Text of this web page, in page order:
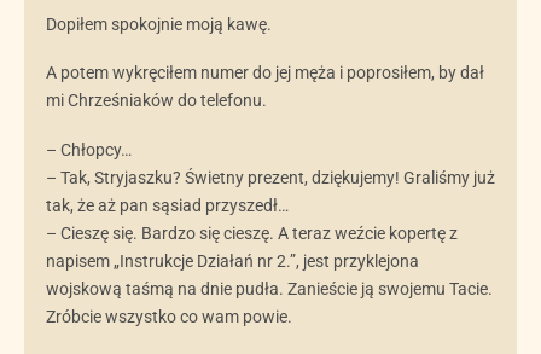
Dopiłem spokojnie moją kawę.
A potem wykręciłem numer do jej męża i poprosiłem, by dał
mi Chrześniaków do telefonu.
– Chłopcy…
– Tak, Stryjaszku? Świetny prezent, dziękujemy! Graliśmy już
tak, że aż pan sąsiad przyszedł…
– Cieszę się. Bardzo się cieszę. A teraz weźcie kopertę z
napisem „Instrukcje Działań nr 2.”, jest przyklejona
wojskową taśmą na dnie pudła. Zanieście ją swojemu Tacie.
Zróbcie wszystko co wam powie.